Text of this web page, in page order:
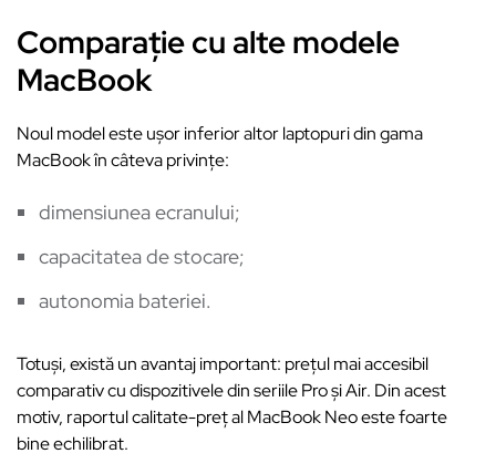
Comparație cu alte modele
MacBook
Noul model este ușor inferior altor laptopuri din gama
MacBook în câteva privințe:
dimensiunea ecranului;
capacitatea de stocare;
autonomia bateriei.
Totuși, există un avantaj important: prețul mai accesibil
comparativ cu dispozitivele din seriile Pro și Air. Din acest
motiv, raportul calitate-preț al MacBook Neo este foarte
bine echilibrat.